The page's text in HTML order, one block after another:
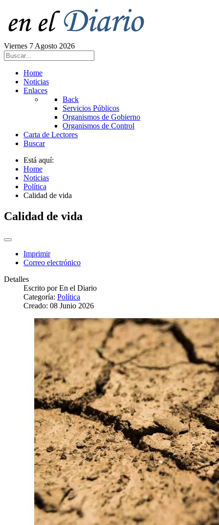
Viernes 7 Agosto 2026
Home
Noticias
Enlaces
Back
Servicios Públicos
Organismos de Gobierno
Organismos de Control
Carta de Lectores
Buscar
Está aquí:
Home
Noticias
Política
Calidad de vida
Calidad de vida
Imprimir
Correo electrónico
Detalles
Escrito porEn el Diario
Categoría: Política
Creado: 08 Junio 2026